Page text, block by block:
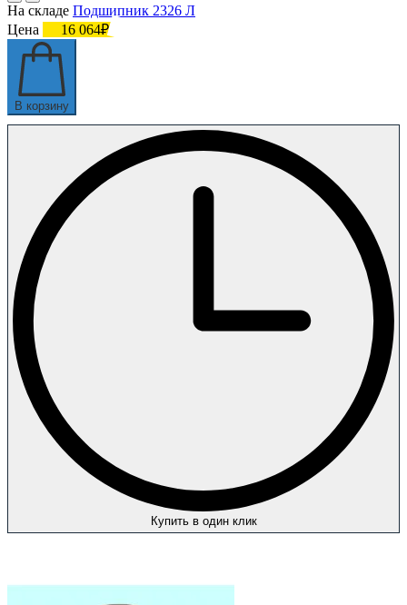
На складе Подшипник 2326 Л
Цена
16 064₽
В корзину
Купить в один клик